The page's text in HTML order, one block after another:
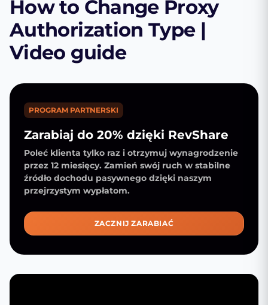
How to Change Proxy
Authorization Type |
Video guide
PROGRAM PARTNERSKI
Zarabiaj do 20% dzięki RevShare
Poleć klienta tylko raz i otrzymuj wynagrodzenie
przez 12 miesięcy. Zamień swój ruch w stabilne
źródło dochodu pasywnego dzięki naszym
przejrzystym wypłatom.
ZACZNIJ ZARABIAĆ